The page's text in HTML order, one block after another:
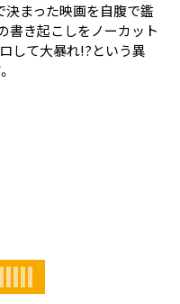
決まった映画を自腹で鑑
書き起こしをノーカット
して大暴れ!?という異